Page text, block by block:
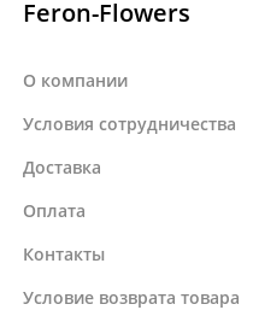
Feron-Flowers
О компании
Условия сотрудничества
Доставка
Оплата
Контакты
Условие возврата товара